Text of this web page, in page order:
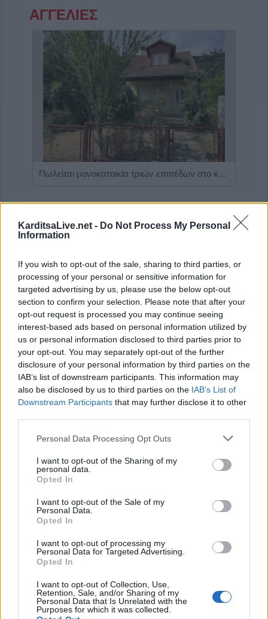
KarditsaLive.net - Do Not Process My Personal
Information
If you wish to opt-out of the sale, sharing to third parties, or
processing of your personal or sensitive information for
targeted advertising by us, please use the below opt-out
section to confirm your selection. Please note that after your
opt-out request is processed you may continue seeing
interest-based ads based on personal information utilized by
us or personal information disclosed to third parties prior to
your opt-out. You may separately opt-out of the further
disclosure of your personal information by third parties on the
IAB’s list of downstream participants. This information may
also be disclosed by us to third parties on the IAB’s List of
Downstream Participants that may further disclose it to other
Personal Data Processing Opt Outs
I want to opt-out of the Sharing of my
personal data.
Opted In
I want to opt-out of the Sale of my
Personal Data.
Opted In
I want to opt-out of processing my
Personal Data for Targeted Advertising.
Opted In
I want to opt-out of Collection, Use,
Retention, Sale, and/or Sharing of my
Personal Data that Is Unrelated with the
Purposes for which it was collected.
ΑΓΓΕΛΙΕΣ
Πωλείται μονοκατοικία τριών επιπέδων στο καταπράσινο Πευκόφυτο Καρδίτσας
ΤΕΛΕΥΤΑΙΑ ΝΕΑ
Το εβδομαδιαίο πρόγραμμα (10-16/8) της
Κινητής Αστυνομικής Μονάδας στην Π.Ε.
Καρδίτσας
8 Αυγούστου 2026, 08:22
αγαθά"
8 Αυγούστου 2026, 08:17
Λαμία: Απατεώνες άρπαξαν μεγάλο
7 Αυγούστου 2026, 21:19
Τοποθετήθηκε ο νέος χλοοτάπητας στο
7 Αυγούστου 2026, 20:56
ανακαινίσεις εσωτερικών και εξωτερικών
χώρων!
7 Αυγούστου 2026, 20:48